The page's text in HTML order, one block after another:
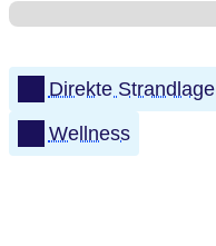
Direkte Strandlage
Wellness